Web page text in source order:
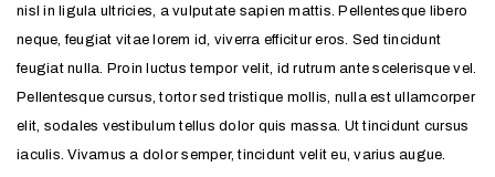
nisl in ligula ultricies, a vulputate sapien mattis. Pellentesque libero
neque, feugiat vitae lorem id, viverra efficitur eros. Sed tincidunt
feugiat nulla. Proin luctus tempor velit, id rutrum ante scelerisque vel.
Pellentesque cursus, tortor sed tristique mollis, nulla est ullamcorper
elit, sodales vestibulum tellus dolor quis massa. Ut tincidunt cursus
iaculis. Vivamus a dolor semper, tincidunt velit eu, varius augue.